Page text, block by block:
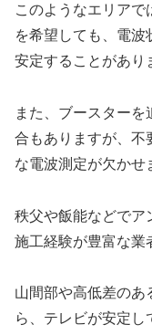
このようなエリアで
を希望しても、電
安定することがあり
また、ブースター
合もありますが、不
な電波測定が欠かせ
秩父や飯能などでア
施工経験が豊富な業
山間部や高低差のあ
ら、テレビが安定し